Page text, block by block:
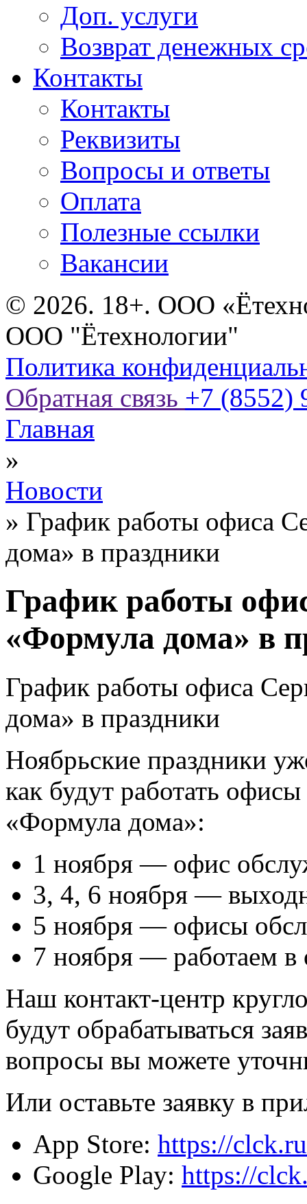
Доп. услуги
Возврат денежных
Контакты
Контакты
Реквизиты
Вопросы и ответы
Оплата
Полезные ссылки
Вакансии
© 2026. 18+. ООО
ООО "Ётехнологии"
Политика
Обратная связь +7 (8552)
Главная
»
Новости
» График работы офиса
дома» в праздники
График работы
«Формула дома» в
График работы офиса
дома» в праздники
Ноябрьские праздники
как будут работать
«Формула дома»:
1 ноября — офис
3, 4, 6 ноября —
5 ноября — офисы
7 ноября — работаем
Наш контакт-центр
будут обрабатываться
вопросы вы можете
Или оставьте заявку в
App Store: https://
Google Play: https://